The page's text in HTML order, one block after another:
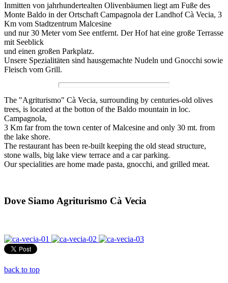
Inmitten von jahrhundertealten Olivenbäumen liegt am Fuße des
Monte Baldo in der Ortschaft Campagnola der Landhof Cà Vecia, 3
Km vom Stadtzentrum Malcesine
und nur 30 Meter vom See entfernt. Der Hof hat eine große Terrasse
mit Seeblick
und einen großen Parkplatz.
Unsere Spezialitäten sind hausgemachte Nudeln und Gnocchi sowie
Fleisch vom Grill.
The "Agriturismo" Cà Vecia, surrounding by centuries-old olives
trees, is located at the botton of the Baldo mountain in loc.
Campagnola,
3 Km far from the town center of Malcesine and only 30 mt. from
the lake shore.
The restaurant has been re-built keeping the old stead structure,
stone walls, big lake view terrace and a car parking.
Our specialities are home made pasta, gnocchi, and grilled meat.
Dove Siamo Agriturismo Cà Vecia
back to top